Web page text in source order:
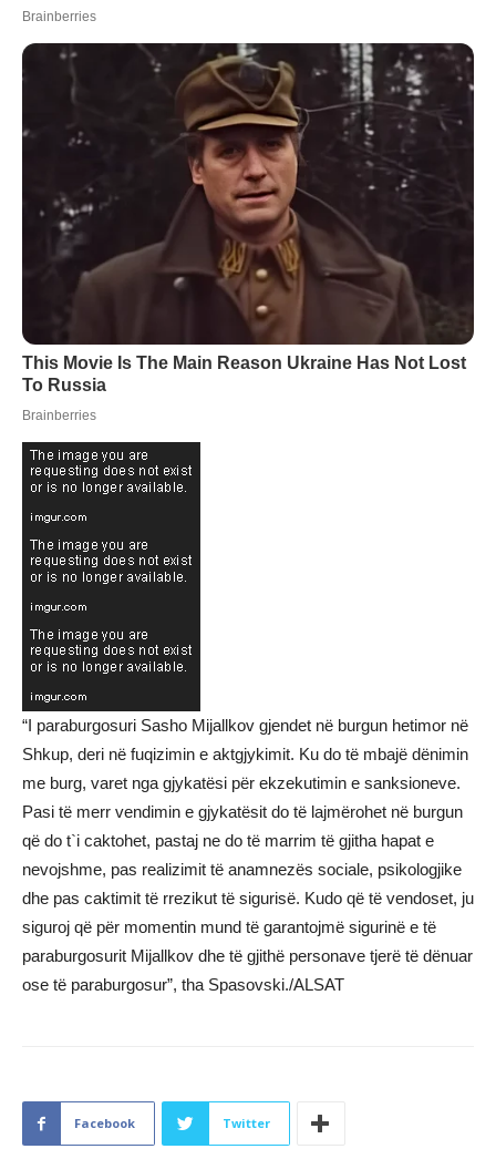
“I paraburgosuri Sasho Mijallkov gjendet në burgun hetimor në
Shkup, deri në fuqizimin e aktgjykimit. Ku do të mbajë dënimin
me burg, varet nga gjykatësi për ekzekutimin e sanksioneve.
Pasi të merr vendimin e gjykatësit do të lajmërohet në burgun
që do t`i caktohet, pastaj ne do të marrim të gjitha hapat e
nevojshme, pas realizimit të anamnezës sociale, psikologjike
dhe pas caktimit të rrezikut të sigurisë. Kudo që të vendoset, ju
siguroj që për momentin mund të garantojmë sigurinë e të
paraburgosurit Mijallkov dhe të gjithë personave tjerë të dënuar
ose të paraburgosur”, tha Spasovski./ALSAT
Facebook Twitter